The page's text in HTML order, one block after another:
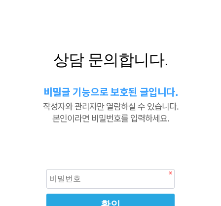
상담 문의합니다.
비밀글 기능으로 보호된 글입니다.
작성자와 관리자만 열람하실 수 있습니다.
본인이라면 비밀번호를 입력하세요.